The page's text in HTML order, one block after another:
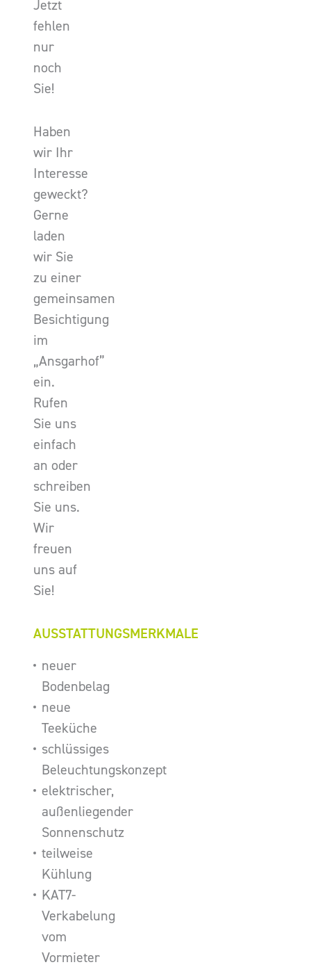
Jetzt
fehlen
nur
noch
Sie!
Haben
wir Ihr
Interesse
geweckt?
Gerne
laden
wir Sie
zu einer
gemeinsamen
Besichtigung
im
„Ansgarhof”
ein.
Rufen
Sie uns
einfach
an oder
schreiben
Sie uns.
Wir
freuen
uns auf
Sie!
AUSSTATTUNGSMERKMALE
neuer
Bodenbelag
neue
Teeküche
schlüssiges
Beleuchtungskonzept
elektrischer,
außenliegender
Sonnenschutz
teilweise
Kühlung
KAT7-
Verkabelung
vom
Vormieter